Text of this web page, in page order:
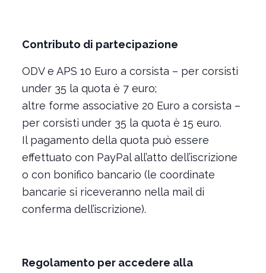
Contributo di partecipazione
ODV e APS 10 Euro a corsista – per corsisti
under 35 la quota è 7 euro;
altre forme associative 20 Euro a corsista –
per corsisti under 35 la quota è 15 euro.
Il pagamento della quota può essere
effettuato con PayPal all’atto dell’iscrizione
o con bonifico bancario (le coordinate
bancarie si riceveranno nella mail di
conferma dell’iscrizione).
Regolamento per accedere alla